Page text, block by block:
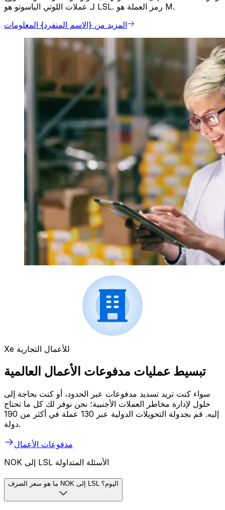
لـ عملات اللوتي الباسوتو هو LSL. رمز العملة هو M.
المزيد من {الاسم المنفرد} المعلومات
Xe للأعمال التجارية
تبسيط عمليات مدفوعات الأعمال العالمية
سواء كنت تريد تسديد مدفوعات عبر الحدود، أو كنت بحاجة إلى
حلول لإدارة مخاطر العملات الأجنبية؛ نحن نوفر لك كل ما تحتاج
إليه. قم بجدولة التحويلات الدولية عبر 130 عملة في أكثر من 190
دولة.
مدفوعات الأعمال
NOK إلى LSL الأسئلة المتداولة
ما هو سعر الصرف NOK إلى LSL اليوم؟